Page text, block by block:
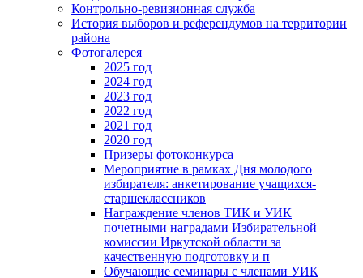
Контрольно-ревизионная служба
История выборов и референдумов на территории
района
Фотогалерея
2025 год
2024 год
2023 год
2022 год
2021 год
2020 год
Призеры фотоконкурса
Мероприятие в рамках Дня молодого
избирателя: анкетирование учащихся-
старшеклассников
Награждение членов ТИК и УИК
почетными наградами Избирательной
комиссии Иркутской области за
качественную подготовку и п
Обучающие семинары с членами УИК